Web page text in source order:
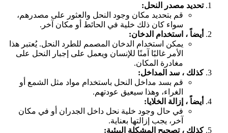
تحديد مصدر النحل:
قم بتحديد مكان وجود النحل والعثور على مصدرهم،
سواء كان ذلك خلية في الحائط أو مكان آخر.
أيضاً ، استخدام الدخان:
يمكن استخدام الدخان المصمم للطرد النحل. يُعتبر هذا
الأمر غالبًا آمنًا للإنسان ويعمل على إجبار النحل على
مغادرة المكان.
كذلك ، سد المداخل:
قم بسد مداخل النحل باستخدام مواد مثل الشمع أو
الغراء، وهذا سيعيق عودتهم.
أيضاً ، إزالة الخلايا:
في حال وجود خلية نحل داخل الجدران أو في مكان
آخر، يجب إزالتها بعناية.
كذلك ، تصحيح المشكلة البيئية: